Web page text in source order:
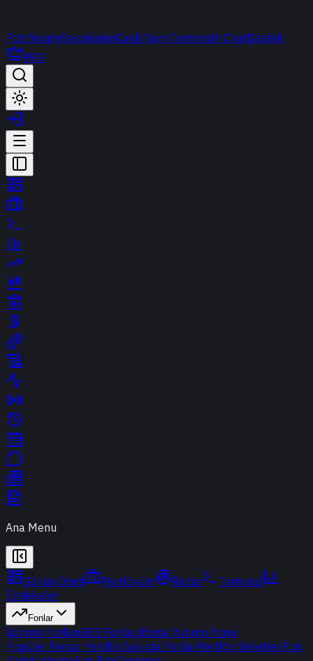
PortföyümFavorilerimCanlı YayınTerminalt-ChatDestek
PRO
Ana Menu
Günün Özeti Portföyüm Radar
Terminal
Endeksler
Fonlar
Yatırım FonlarıBES FonlarıBorsa Yatırım Fonu
Popüler Fonlar YeniBir Bakışta FonlarPortföy ŞirketleriFon